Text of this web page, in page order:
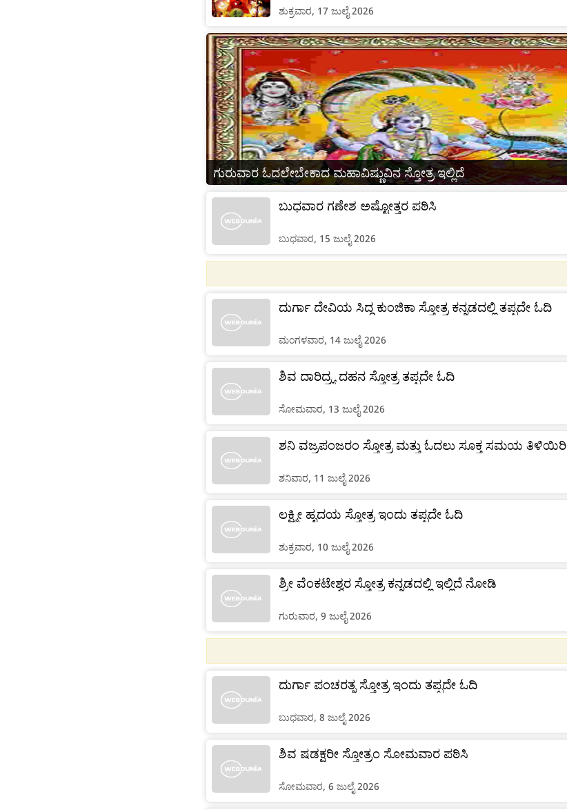
ಶುಕ್ರವಾರ, 17 ಜುಲೈ 2026
ಗುರುವಾರ ಓದಲೇಬೇಕಾದ ಮಹಾವಿಷ್ಣುವಿನ ಸ್ತೋತ್ರ ಇಲ್ಲಿದೆ
ಬುಧವಾರ ಗಣೇಶ ಅಷ್ಟೋತ್ತರ ಪಠಿಸಿ
ಬುಧವಾರ, 15 ಜುಲೈ 2026
ದುರ್ಗಾ ದೇವಿಯ ಸಿದ್ಧ ಕುಂಜಿಕಾ ಸ್ತೋತ್ರ ಕನ್ನಡದಲ್ಲಿ ತಪ್ಪದೇ ಓದಿ
ಮಂಗಳವಾರ, 14 ಜುಲೈ 2026
ಶಿವ ದಾರಿದ್ರ್ಯ ದಹನ ಸ್ತೋತ್ರ ತಪ್ಪದೇ ಓದಿ
ಸೋಮವಾರ, 13 ಜುಲೈ 2026
ಶನಿ ವಜ್ರಪಂಜರಂ ಸ್ತೋತ್ರ ಮತ್ತು ಓದಲು ಸೂಕ್ತ ಸಮಯ ತಿಳಿಯಿರಿ
ಶನಿವಾರ, 11 ಜುಲೈ 2026
ಲಕ್ಷ್ಮೀ ಹೃದಯ ಸ್ತೋತ್ರ ಇಂದು ತಪ್ಪದೇ ಓದಿ
ಶುಕ್ರವಾರ, 10 ಜುಲೈ 2026
ಶ್ರೀ ವೆಂಕಟೇಶ್ವರ ಸ್ತೋತ್ರ ಕನ್ನಡದಲ್ಲಿ ಇಲ್ಲಿದೆ ನೋಡಿ
ಗುರುವಾರ, 9 ಜುಲೈ 2026
ದುರ್ಗಾ ಪಂಚರತ್ನ ಸ್ತೋತ್ರ ಇಂದು ತಪ್ಪದೇ ಓದಿ
ಬುಧವಾರ, 8 ಜುಲೈ 2026
ಶಿವ ಷಡಕ್ಷರೀ ಸ್ತೋತ್ರಂ ಸೋಮವಾರ ಪಠಿಸಿ
ಸೋಮವಾರ, 6 ಜುಲೈ 2026